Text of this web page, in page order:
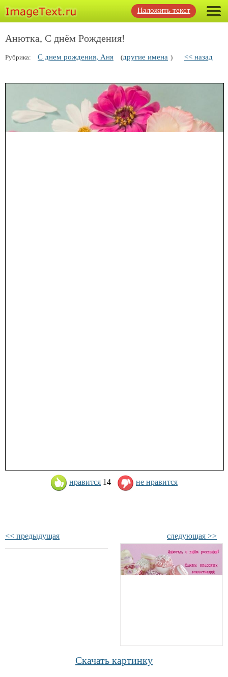
Наложить текст
Анютка, С днём Рождения!
Рубрика: С днем рождения, Аня (другие имена ) << назад
нравится 14 не нравится
<< предыдущая следующая >>
Скачать картинку